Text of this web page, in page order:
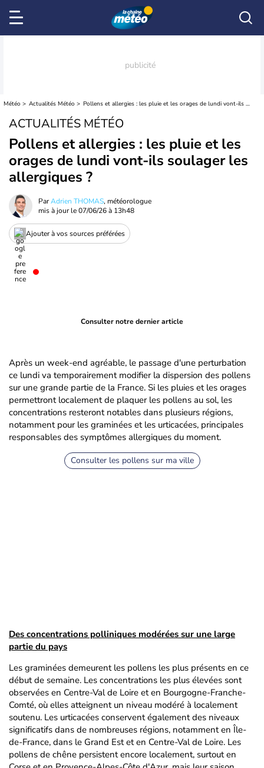
Météo Actualités Météo Pollens et allergies : les pluie et les orages de lundi vont-ils soulager les allergiques ?
ACTUALITÉS MÉTÉO
Pollens et allergies : les pluie et les
orages de lundi vont-ils soulager les
allergiques ?
ParAdrien THOMAS, météorologue
mis à jour le07/06/26 à 13h48
Ajouter à vos sources préférées
Nouvelle actualité pollens et allergies
Consulter notre dernier article
Après un week-end agréable, le passage d'une perturbation
ce lundi va temporairement modifier la dispersion des pollens
sur une grande partie de la France. Si les pluies et les orages
permettront localement de plaquer les pollens au sol, les
concentrations resteront notables dans plusieurs régions,
notamment pour les graminées et les urticacées, principales
responsables des symptômes allergiques du moment.
Consulter les pollens sur ma ville
Des concentrations polliniques modérées sur une large
partie du pays
Les graminées demeurent les pollens les plus présents en ce
début de semaine. Les concentrations les plus élevées sont
observées en Centre-Val de Loire et en Bourgogne-Franche-
Comté, où elles atteignent un niveau modéré à localement
soutenu. Les urticacées conservent également des niveaux
significatifs dans de nombreuses régions, notamment en Île-
de-France, dans le Grand Est et en Centre-Val de Loire. Les
pollens de chêne persistent encore localement, surtout en